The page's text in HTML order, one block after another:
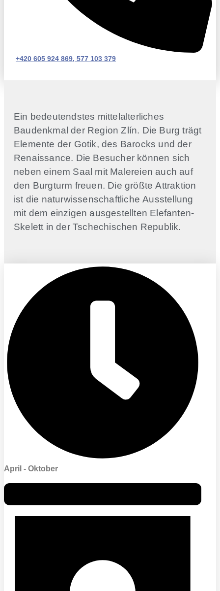
+420 605 924 869, 577 103 379
Ein bedeutendstes mittelalterliches
Baudenkmal der Region Zlín. Die Burg trägt
Elemente der Gotik, des Barocks und der
Renaissance. Die Besucher können sich
neben einem Saal mit Malereien auch auf
den Burgturm freuen. Die größte Attraktion
ist die naturwissenschaftliche Ausstellung
mit dem einzigen ausgestellten Elefanten-
Skelett in der Tschechischen Republik.
April - Oktober